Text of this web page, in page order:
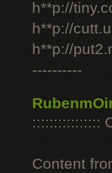
h**p://
h**p://
h**p://
----------
::::::::::::::::
Content